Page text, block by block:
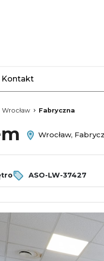
Kontakt
Wrocław Fabryczna
Wrocław,
ASO-LW-37427